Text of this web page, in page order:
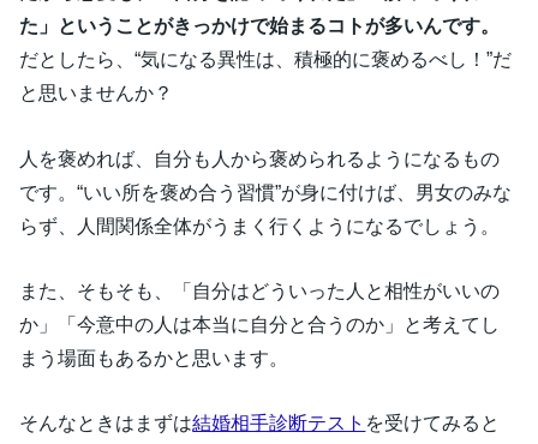
た」ということがきっかけで始まるコトが多いんです。
だとしたら、“気になる異性は、積極的に褒めるべし！”だ
と思いませんか？
人を褒めれば、自分も人から褒められるようになるもの
です。“いい所を褒め合う習慣”が身に付けば、男女のみな
らず、人間関係全体がうまく行くようになるでしょう。
また、そもそも、「自分はどういった人と相性がいいの
か」「今意中の人は本当に自分と合うのか」と考えてし
まう場面もあるかと思います。
そんなときはまずは結婚相手診断テスト を受けてみると